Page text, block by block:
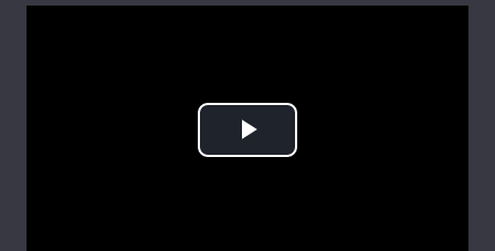
Play